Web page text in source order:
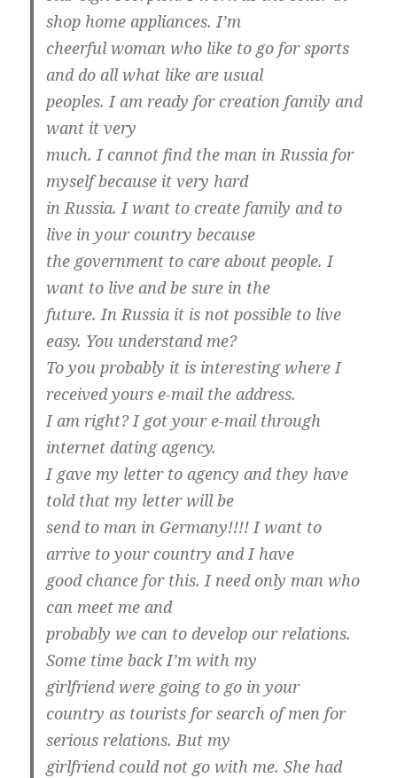
shop home appliances. I’m
cheerful woman who like to go for sports
and do all what like are usual
peoples. I am ready for creation family and
want it very
much. I cannot find the man in Russia for
myself because it very hard
in Russia. I want to create family and to
live in your country because
the government to care about people. I
want to live and be sure in the
future. In Russia it is not possible to live
easy. You understand me?
To you probably it is interesting where I
received yours e-mail the address.
I am right? I got your e-mail through
internet dating agency.
I gave my letter to agency and they have
told that my letter will be
send to man in Germany!!!! I want to
arrive to your country and I have
good chance for this. I need only man who
can meet me and
probably we can to develop our relations.
Some time back I’m with my
girlfriend were going to go in your
country as tourists for search of men for
serious relations. But my
girlfriend could not go with me. She had